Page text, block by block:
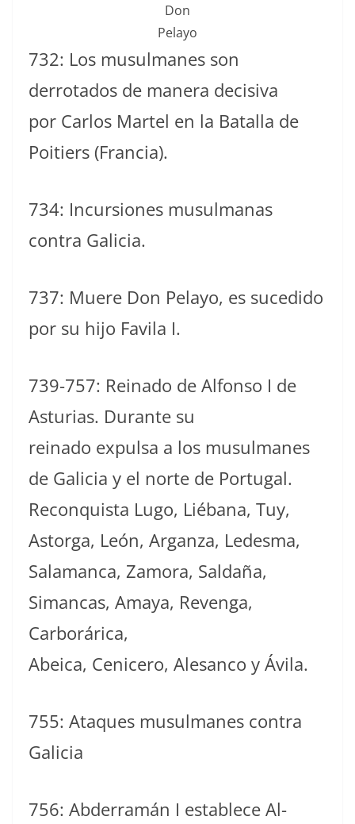
Don
Pelayo
732: Los musulmanes son
derrotados de manera decisiva
por Carlos Martel en la Batalla de
Poitiers (Francia).
734: Incursiones musulmanas
contra Galicia.
737: Muere Don Pelayo, es sucedido
por su hijo Favila I.
739-757: Reinado de Alfonso I de
Asturias. Durante su
reinado expulsa a los musulmanes
de Galicia y el norte de Portugal.
Reconquista Lugo, Liébana, Tuy,
Astorga, León, Arganza, Ledesma,
Salamanca, Zamora, Saldaña,
Simancas, Amaya, Revenga,
Carborárica,
Abeica, Cenicero, Alesanco y Ávila.
755: Ataques musulmanes contra
Galicia
756: Abderramán I establece Al-